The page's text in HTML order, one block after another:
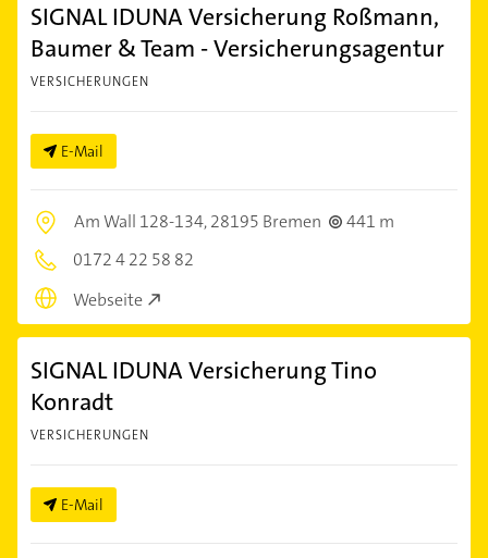
SIGNAL IDUNA Versicherung Roßmann,
Baumer & Team - Versicherungsagentur
VERSICHERUNGEN
E-Mail
Am Wall 128-134,28195 Bremen
441 m
0172 4 22 58 82
Webseite
SIGNAL IDUNA Versicherung Tino
Konradt
VERSICHERUNGEN
E-Mail